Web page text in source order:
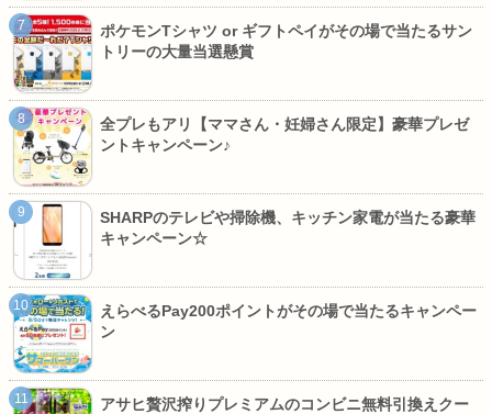
ポケモンTシャツ or ギフトペイがその場で当たるサン
トリーの大量当選懸賞
全プレもアリ【ママさん・妊婦さん限定】豪華プレゼ
ントキャンペーン♪
SHARPのテレビや掃除機、キッチン家電が当たる豪華
キャンペーン☆
えらべるPay200ポイントがその場で当たるキャンペー
ン
アサヒ贅沢搾りプレミアムのコンビニ無料引換えクー